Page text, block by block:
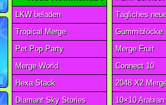
LKW beladen
Tropical Merge
Pet Pop Party
Merge World
Hexa Stack
Diamant Sky Stories
Gummiblöcke
Merge Fruit
Connect 10
2048 X2
10×10